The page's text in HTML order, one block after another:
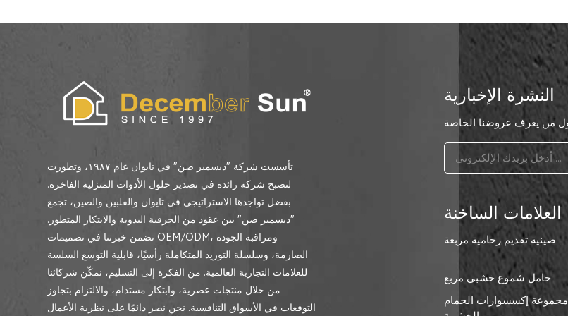
تأسست شركة "ديسمبر صن" في تايوان عام ١٩٨٧، وتطورت
لتصبح شركة رائدة في تصدير حلول الأدوات المنزلية الفاخرة.
بفضل تواجدها الاستراتيجي في تايوان والفلبين والصين، تجمع
"ديسمبر صن" بين عقود من الحرفية اليدوية والابتكار المتطور.
تضمن خبرتنا في تصميمات OEM/ODM، ومراقبة الجودة
الصارمة، وسلسلة التوريد المتكاملة رأسيًا، قابلية التوسع السلسة
للعلامات التجارية العالمية. من الفكرة إلى التسليم، نمكّن شركائنا
من خلال منتجات عصرية، وابتكار مستدام، والالتزام بتجاوز
التوقعات في الأسواق التنافسية. نحن نصر دائمًا على نظرية الأعمال
النشرة الإخبارية
العلامات الساخنة
صينية تقديم رخامية مربعة
حامل شموع خشبي مربع
مجموعة إكسسوارات الحمام